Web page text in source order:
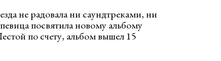
не радовала ни саундтреками, ни
посвятила новому альбому
по счету, альбом вышел 15